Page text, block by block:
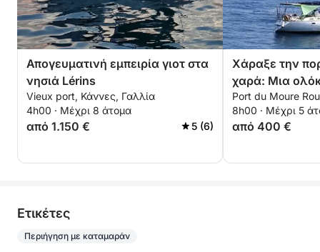
Απογευματινή εμπειρία γιοτ στα
νησιά Lérins
Vieux port, Κάννες, Γαλλία
4h00 · Μέχρι 8 άτομα
από 1.150 € 5 (6)
Χάραξε την
χαρά: Μια
αυθεντικής
Κάννες με
Port du Moure
8h00 · Μέχρι 5
από 400 €
Eτικέτες
Περιήγηση με καταμαράν